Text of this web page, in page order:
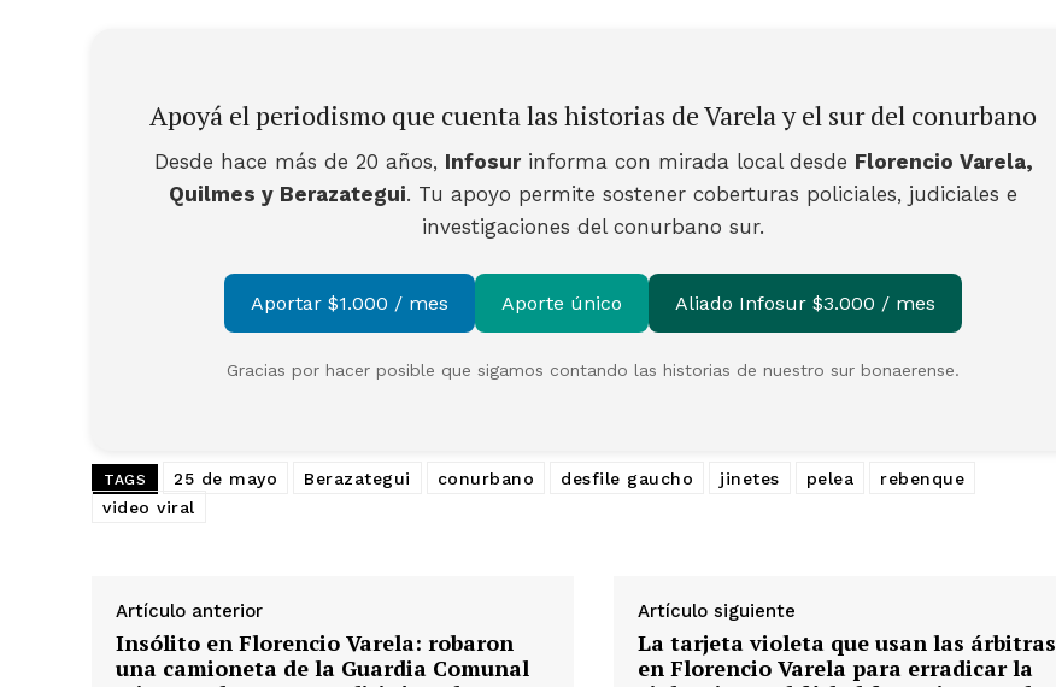
Apoyá el periodismo que cuenta las historias de Varela y el sur del conurbano
Desde hace más de 20 años, Infosurinforma con mirada local desde Florencio Varela,
Quilmes y Berazategui. Tu apoyo permite sostener coberturas policiales, judiciales e
investigaciones del conurbano sur.
Aportar $1.000 / mes Aporte único Aliado Infosur $3.000 / mes
Gracias por hacer posible que sigamos contando las historias de nuestro sur bonaerense.
TAGS 25 de mayo Berazategui conurbano desfile gaucho jinetes pelea
rebenque
video viral
Artículo anterior
Insólito en Florencio Varela: robaron
una camioneta de la Guardia Comunal
Artículo siguiente
La tarjeta violeta que usan las árbitras
en Florencio Varela para erradicar la